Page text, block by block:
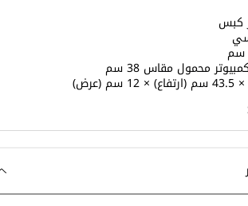
كبس
محمول مقاس 38 سم